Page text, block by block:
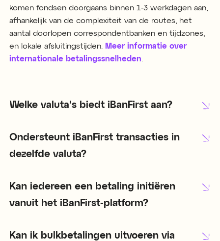
komen fondsen doorgaans binnen 1-3 werkdagen aan,
afhankelijk van de complexiteit van de routes, het
aantal doorlopen correspondentbanken en tijdzones,
en lokale afsluitingstijden.
Meer informatie over
internationale betalingssnelheden
Welke valuta's biedt iBanFirst aan?
Ondersteunt iBanFirst transacties in
dezelfde valuta?
Kan iedereen een betaling initiëren
vanuit het iBanFirst-platform?
Kan ik bulkbetalingen uitvoeren via